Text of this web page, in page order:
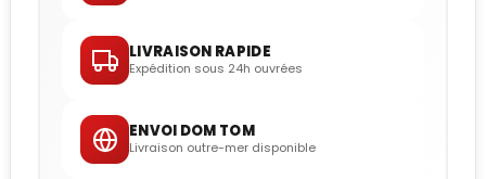
LIVRAISON RAPIDE
Expédition sous 24h ouvrées
ENVOI DOM TOM
Livraison outre-mer disponible